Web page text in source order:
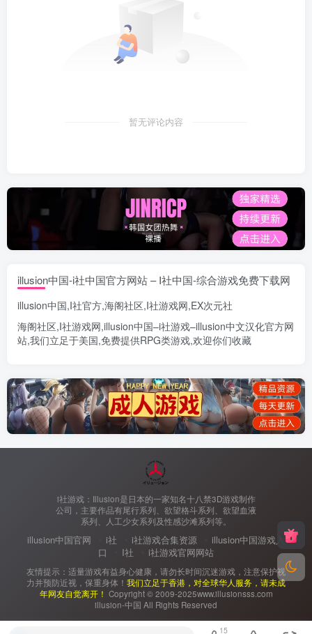
暂无评论内容
illusion中国-i社中国官方网站 – I社中国-综合游戏免费下载网
illusion中国,I社官方,海阁社区,I社游戏网,EX次元社
海阁社区,I社游戏网,illusion中国–i社游戏–illusion中文汉化官方网
站,我们立足于美国,免费提供RPG类游戏,欢迎你们收藏
i社游戏：Illusion是日本的一家知名十八禁3D游戏制作
公司，主要作品有尾行系列、欲望格斗系列、欲望血液
系列、人工少女系列及性感沙滩系列等。
illusion中国官网 i社 i社游戏合集资源
illusion中国游戏入
口
I社 i社游戏官网网站
友情提示：适量游戏有益身心健康，请勿长时间沉迷游戏，注意保护视
力并预防近视，保重身体！ 我们立足于香港，对全球华人服务，请未成
年网友自觉离开！ Copyright © 2009-2025www.illusionsss.com
illusion-中国 All Rights Reserved
15